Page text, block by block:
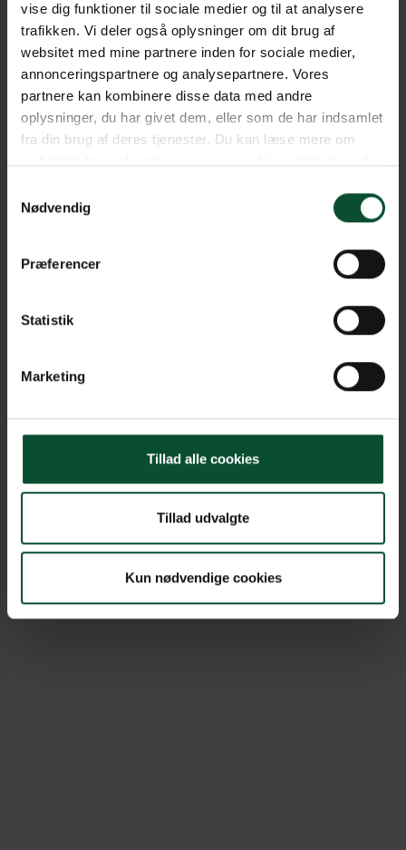
vise dig funktioner til sociale medier og til at analysere
trafikken. Vi deler også oplysninger om dit brug af
websitet med mine partnere inden for sociale medier,
annonceringspartnere og analysepartnere. Vores
partnere kan kombinere disse data med andre
oplysninger, du har givet dem, eller som de har indsamlet
fra din brug af deres tjenester. Du kan læse mere om
Nødvendig
Præferencer
Statistik
Marketing
Tillad alle cookies
Tillad udvalgte
Kun nødvendige cookies